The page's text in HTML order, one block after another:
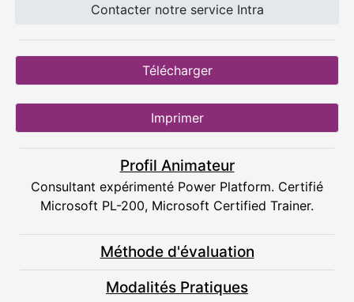
Contacter notre service Intra
Télécharger
Imprimer
Profil Animateur
Consultant expérimenté Power Platform. Certifié
Microsoft PL-200, Microsoft Certified Trainer.
Méthode d'évaluation
Modalités Pratiques